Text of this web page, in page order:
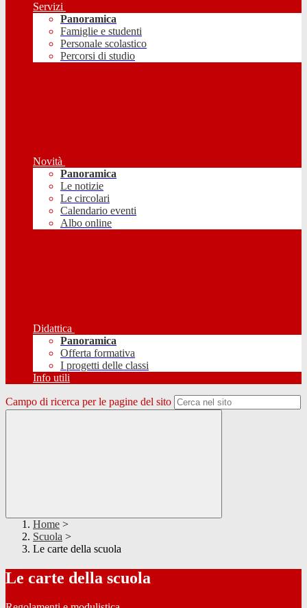
Servizi
Panoramica
Famiglie e studenti
Personale scolastico
Percorsi di studio
Novità
Panoramica
Le notizie
Le circolari
Calendario eventi
Albo online
Didattica
Panoramica
Offerta formativa
I progetti delle classi
Info utili
Campo di ricerca per le pagine del sito
Home >
Scuola >
Le carte della scuola
Le carte della scuola